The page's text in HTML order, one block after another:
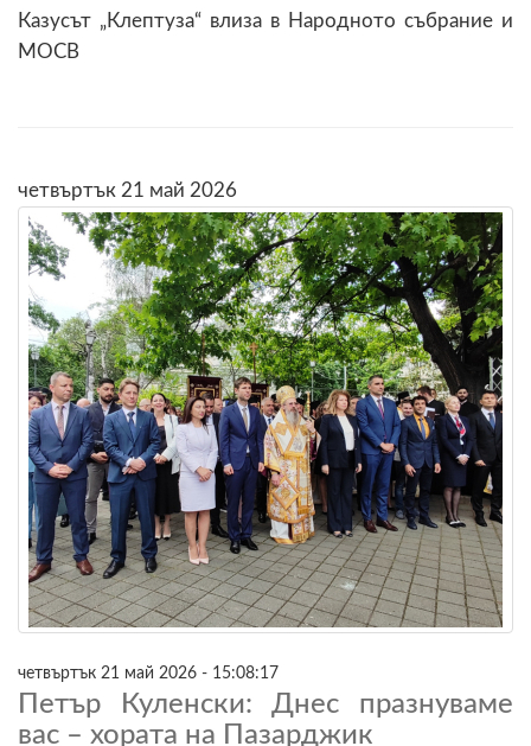
Казусът „Клептуза“ влиза в Народното събрание и
МОСВ
четвъртък 21 май 2026
четвъртък 21 май 2026 - 15:08:17
Петър Куленски: Днес празнуваме
вас – хората на Пазарджик